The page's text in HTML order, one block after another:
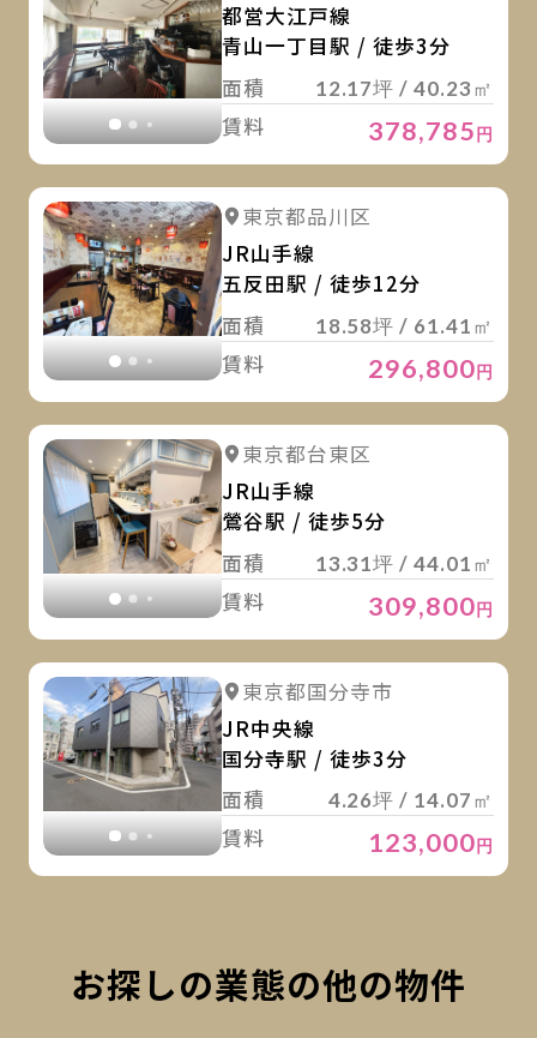
都営大江戸線
青山一丁目駅 / 徒歩3分
面積
12.17坪 / 40.23㎡
賃料 378,785円
詳細を見る
東京都品川区
JR山手線
五反田駅 / 徒歩12分
面積
18.58坪 / 61.41㎡
賃料 296,800円
詳細を見る
東京都台東区
JR山手線
鶯谷駅 / 徒歩5分
面積
13.31坪 / 44.01㎡
賃料 309,800円
詳細を見る
東京都国分寺市
JR中央線
国分寺駅 / 徒歩3分
面積
4.26坪 / 14.07㎡
賃料 123,000円
お探しの業態の他の物件